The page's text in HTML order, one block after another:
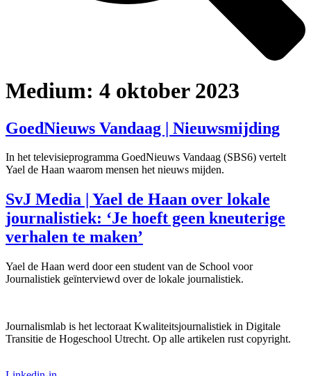
Medium: 4 oktober 2023
GoedNieuws Vandaag | Nieuwsmijding
In het televisieprogramma GoedNieuws Vandaag (SBS6) vertelt
Yael de Haan waarom mensen het nieuws mijden.
SvJ Media | Yael de Haan over lokale
journalistiek: ‘Je hoeft geen kneuterige
verhalen te maken’
Yael de Haan werd door een student van de School voor
Journalistiek geïnterviewd over de lokale journalistiek.
Journalismlab is het lectoraat Kwaliteitsjournalistiek in Digitale
Transitie de Hogeschool Utrecht. Op alle artikelen rust copyright.